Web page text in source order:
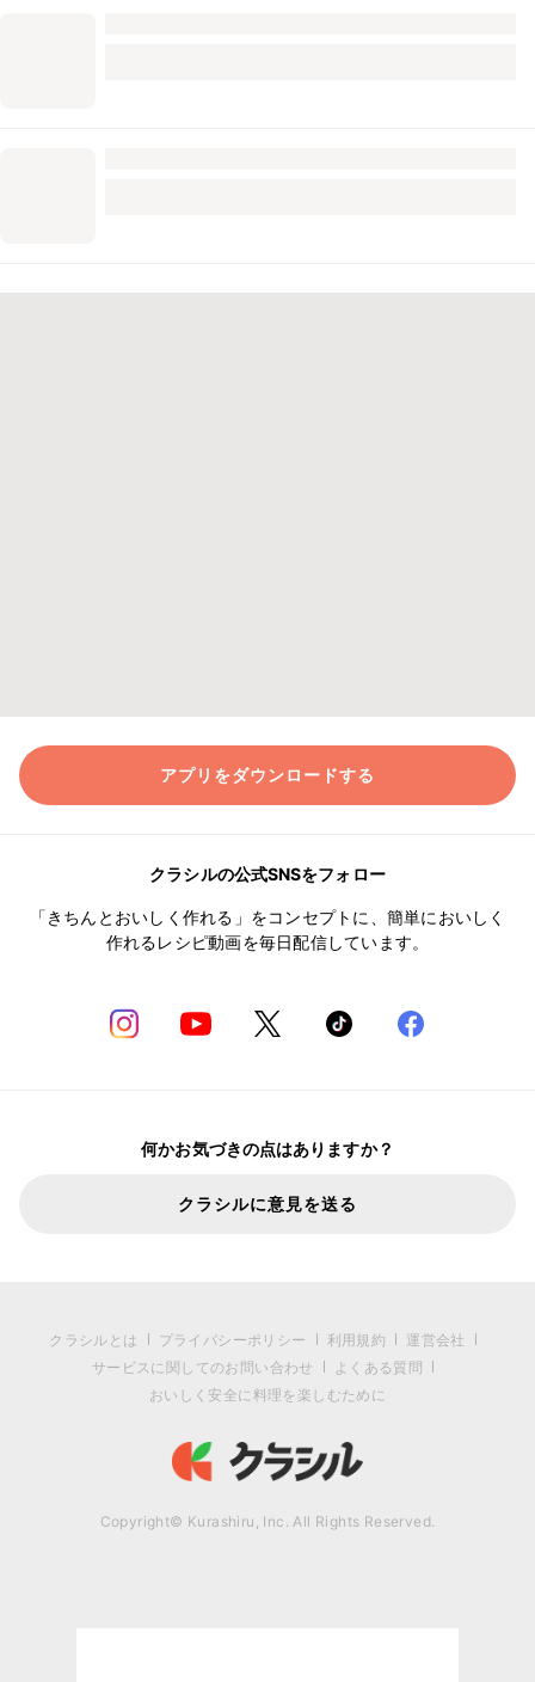
アプリをダウンロードする
クラシルの公式SNSをフォロー
「きちんとおいしく作れる」をコンセプトに、簡単においしく
作れるレシピ動画を毎日配信しています。
何かお気づきの点はありますか？
クラシルに意見を送る
クラシルとは プライバシーポリシー 利用規約
運営会社
サービスに関してのお問い合わせ
よくある質問
おいしく安全に料理を楽しむために
Copyright© Kurashiru, Inc. All Rights Reserved.